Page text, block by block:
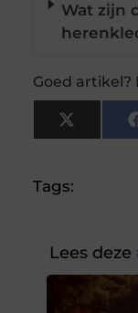
Wat zijn
Goed artikel?
X
Tags:
Lees deze